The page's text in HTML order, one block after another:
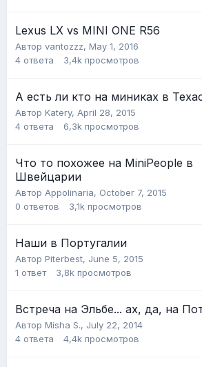
Lexus LX vs MINI ONE R56
Автор vantozzz, May 1, 2016
4 ответа 3,4k просмотров
А есть ли кто на миниках в
Автор Katery, April 28, 2015
4 ответа 6,3k просмотров
Что то похожее на MiniPeople в
Швейцарии
Автор Appolinaria, October 7, 2015
0 ответов 3,1k просмотров
Наши в Португалии
Автор Piterbest, June 5, 2015
1 ответ 3,8k просмотров
Встреча на Эльбе... ах, да, на
Автор Misha S., July 22, 2014
4 ответа 4,4k просмотров